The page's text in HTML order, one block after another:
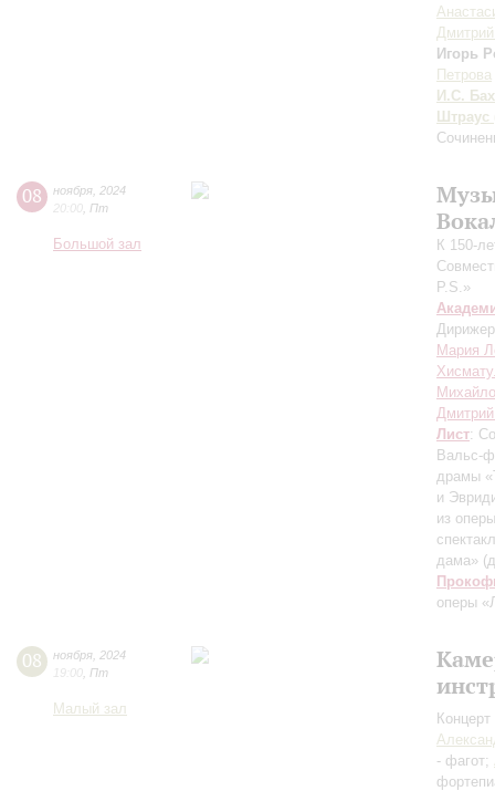
Игорь
Петрова
И.С. Бах
Штраус
08 ноября 2024
20:00 Пт
Большой зал
К 150-
P.S.»
Мария
Лист:
Вальс-
драмы
и
из
дама»
оперы
08 ноября 2024
19:00 Пт
Малый зал
- фагот;